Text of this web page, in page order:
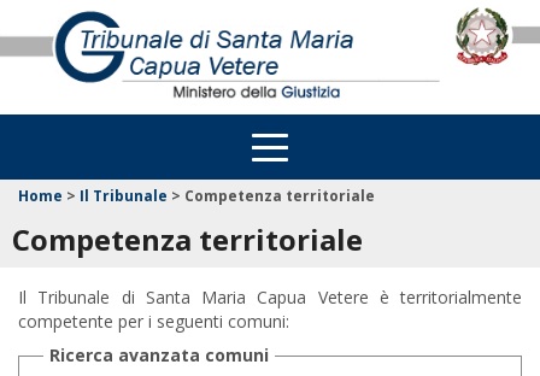
Home > Il Tribunale > Competenza territoriale
Competenza territoriale
Il Tribunale di Santa Maria Capua Vetere è territorialmente
competente per i seguenti comuni:
Ricerca avanzata comuni